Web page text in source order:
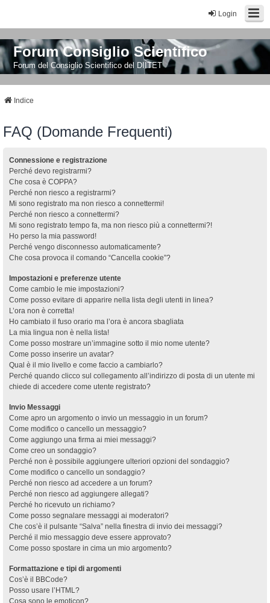
Login
Forum Consiglio Scientifico
Forum del Consiglio Scientifico del DIITET
Indice
FAQ (Domande Frequenti)
Connessione e registrazione
Perché devo registrarmi?
Che cosa è COPPA?
Perché non riesco a registrarmi?
Mi sono registrato ma non riesco a connettermi!
Perché non riesco a connettermi?
Mi sono registrato tempo fa, ma non riesco più a connettermi?!
Ho perso la mia password!
Perché vengo disconnesso automaticamente?
Che cosa provoca il comando “Cancella cookie”?
Impostazioni e preferenze utente
Come cambio le mie impostazioni?
Come posso evitare di apparire nella lista degli utenti in linea?
L’ora non è corretta!
Ho cambiato il fuso orario ma l’ora è ancora sbagliata
La mia lingua non è nella lista!
Come posso mostrare un’immagine sotto il mio nome utente?
Come posso inserire un avatar?
Qual è il mio livello e come faccio a cambiarlo?
Perché quando clicco sul collegamento all’indirizzo di posta di un utente mi
chiede di accedere come utente registrato?
Invio Messaggi
Come apro un argomento o invio un messaggio in un forum?
Come modifico o cancello un messaggio?
Come aggiungo una firma ai miei messaggi?
Come creo un sondaggio?
Perché non è possibile aggiungere ulteriori opzioni del sondaggio?
Come modifico o cancello un sondaggio?
Perché non riesco ad accedere a un forum?
Perché non riesco ad aggiungere allegati?
Perché ho ricevuto un richiamo?
Come posso segnalare messaggi ai moderatori?
Che cos’è il pulsante “Salva” nella finestra di invio dei messaggi?
Perché il mio messaggio deve essere approvato?
Come posso spostare in cima un mio argomento?
Formattazione e tipi di argomenti
Cos’è il BBCode?
Posso usare l’HTML?
Cosa sono le emoticon?